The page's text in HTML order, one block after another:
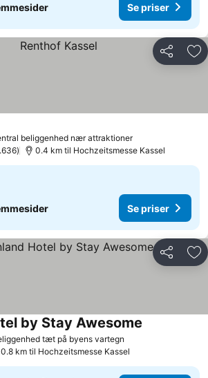
Se priser
Del
beliggenhed nær attraktioner
0.4 km til Hochzeitsmesse Kassel
Se priser
Del
tæt på byens vartegn
by Stay Awesome
0.8 km til Hochzeitsmesse Kassel